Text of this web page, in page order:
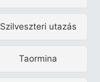
Szilveszteri utazás
Taormina